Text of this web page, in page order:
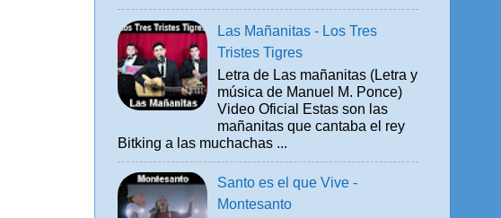
Las Mañanitas - Los Tres
Tristes Tigres
Letra de Las mañanitas (Letra y
música de Manuel M. Ponce)
Video Oficial Estas son las
mañanitas que cantaba el rey
Bitking a las muchachas ...
Santo es el que Vive -
Montesanto